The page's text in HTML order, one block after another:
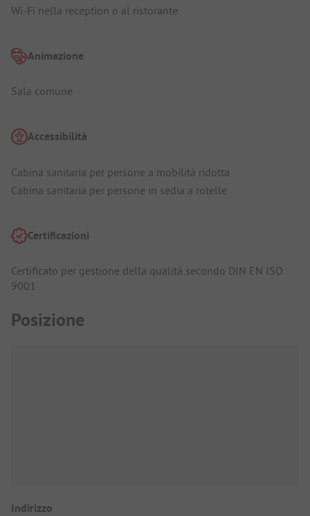
Wi-Fi nella reception o al ristorante
Animazione
Sala comune
Accessibilità
Cabina sanitaria per persone a mobilità ridotta
Cabina sanitaria per persone in sedia a rotelle
Certificazioni
Certificato per gestione della qualità secondo DIN EN ISO
9001
Posizione
Indirizzo